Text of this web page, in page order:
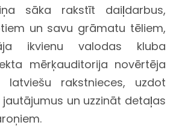
sāka rakstīt daiļdarbus,
un savu grāmatu tēliem,
ikvienu valodas kluba
mērķauditorija novērtēja
latviešu rakstnieces, uzdot
un uzzināt detaļas